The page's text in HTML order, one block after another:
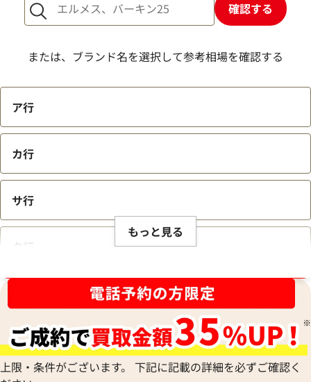
確認する
または、ブランド名を選択して参考相場を確認する
ア行
カ行
サ行
タ行
ハ行
もっと見る
上限・条件がございます。 下記に記載の詳細を必ずご確認く